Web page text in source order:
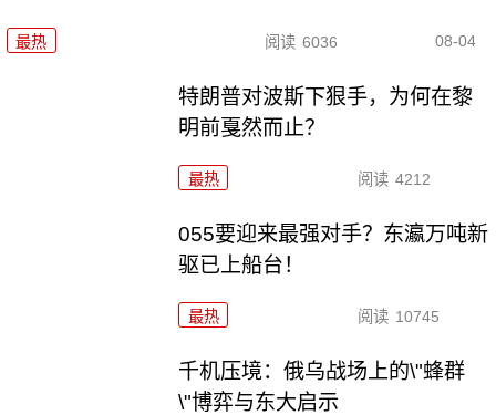
最热 阅读 6036 08-04
特朗普对波斯下狠手，为何在黎
明前戛然而止？
最热 阅读 4212
055要迎来最强对手？东瀛万吨新
驱已上船台！
最热 阅读 10745
千机压境：俄乌战场上的\"蜂群
\"博弈与东大启示